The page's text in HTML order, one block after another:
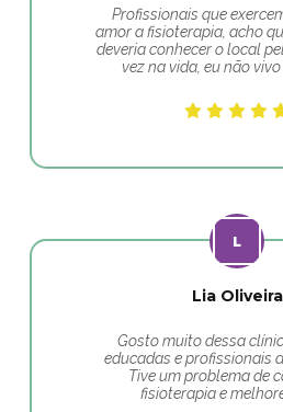
Profissionais que
amor a fisioterapia, acho
deveria conhecer o local
vez na vida, eu não
Lia Oliveira
Gosto muito dessa
educadas e profissionais
Tive um problema de
fisioterapia e